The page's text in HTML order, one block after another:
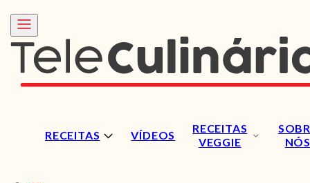
RECEITAS VÍDEOS
RECEITAS
VEGGIE
NÓS